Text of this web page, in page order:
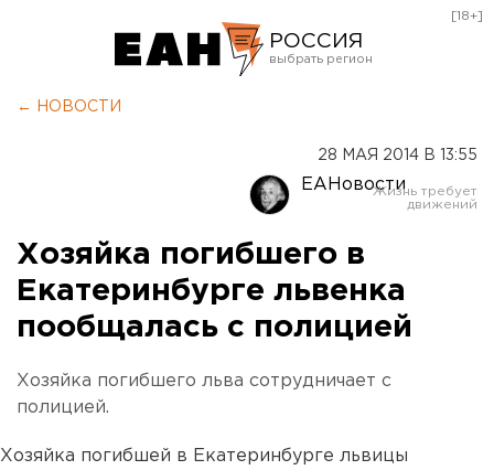
РОССИЯ
Оренбург
[18+]
← НОВОСТИ
28 МАЯ 2014 В 13:55
ЕАНовости
Хозяйка погибшего в
Екатеринбурге львенка
пообщалась с полицией
Хозяйка погибшего льва сотрудничает с
полицией.
Хозяйка погибшей в Екатеринбурге львицы